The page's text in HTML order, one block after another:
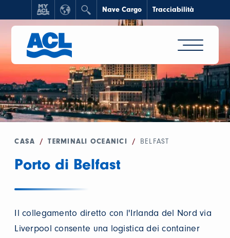
Nave Cargo Tracciabilità
CASA / TERMINALI OCEANICI / BELFAST
Porto di Belfast
Il collegamento diretto con l'Irlanda del Nord via
Liverpool consente una logistica dei container